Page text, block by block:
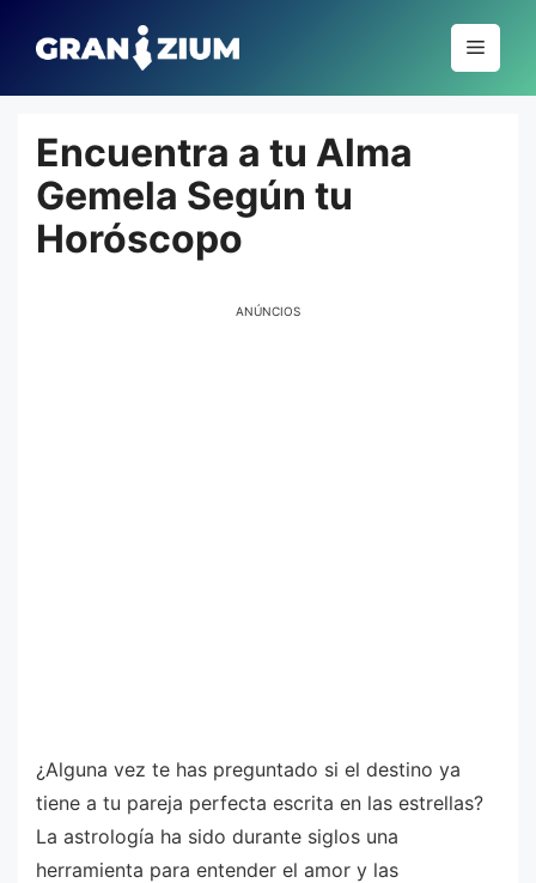
para
conteúdo
Menu
Encuentra a tu Alma
Gemela Según tu
Horóscopo
ANÚNCIOS
¿Alguna vez te has preguntado si el destino ya
tiene a tu pareja perfecta escrita en las estrellas?
La astrología ha sido durante siglos una
herramienta para entender el amor y las